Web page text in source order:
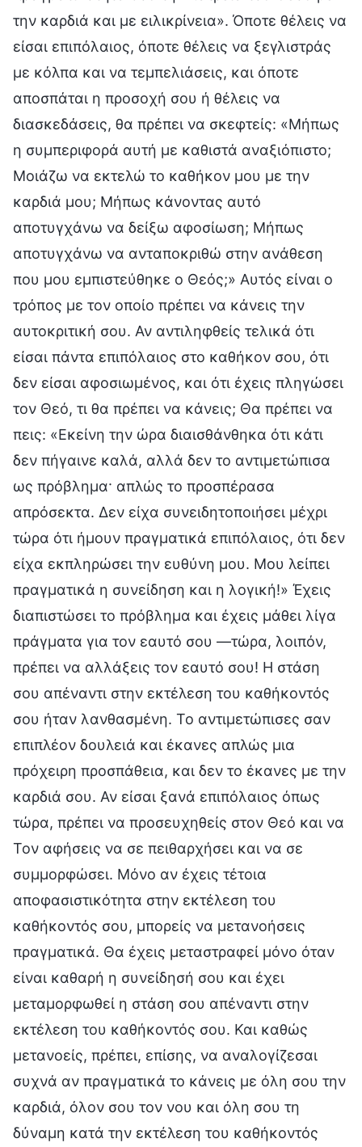
την καρδιά και με ειλικρίνεια». Όποτε θέλεις να
είσαι επιπόλαιος, όποτε θέλεις να ξεγλιστράς
με κόλπα και να τεμπελιάσεις, και όποτε
αποσπάται η προσοχή σου ή θέλεις να
διασκεδάσεις, θα πρέπει να σκεφτείς: «Μήπως
η συμπεριφορά αυτή με καθιστά αναξιόπιστο;
Μοιάζω να εκτελώ το καθήκον μου με την
καρδιά μου; Μήπως κάνοντας αυτό
αποτυγχάνω να δείξω αφοσίωση; Μήπως
αποτυγχάνω να ανταποκριθώ στην ανάθεση
που μου εμπιστεύθηκε ο Θεός;» Αυτός είναι ο
τρόπος με τον οποίο πρέπει να κάνεις την
αυτοκριτική σου. Αν αντιληφθείς τελικά ότι
είσαι πάντα επιπόλαιος στο καθήκον σου, ότι
δεν είσαι αφοσιωμένος, και ότι έχεις πληγώσει
τον Θεό, τι θα πρέπει να κάνεις; Θα πρέπει να
πεις: «Εκείνη την ώρα διαισθάνθηκα ότι κάτι
δεν πήγαινε καλά, αλλά δεν το αντιμετώπισα
ως πρόβλημα· απλώς το προσπέρασα
απρόσεκτα. Δεν είχα συνειδητοποιήσει μέχρι
τώρα ότι ήμουν πραγματικά επιπόλαιος, ότι δεν
είχα εκπληρώσει την ευθύνη μου. Μου λείπει
πραγματικά η συνείδηση και η λογική!» Έχεις
διαπιστώσει το πρόβλημα και έχεις μάθει λίγα
πράγματα για τον εαυτό σου —τώρα, λοιπόν,
πρέπει να αλλάξεις τον εαυτό σου! Η στάση
σου απέναντι στην εκτέλεση του καθήκοντός
σου ήταν λανθασμένη. Το αντιμετώπισες σαν
επιπλέον δουλειά και έκανες απλώς μια
πρόχειρη προσπάθεια, και δεν το έκανες με την
καρδιά σου. Αν είσαι ξανά επιπόλαιος όπως
τώρα, πρέπει να προσευχηθείς στον Θεό και να
Τον αφήσεις να σε πειθαρχήσει και να σε
συμμορφώσει. Μόνο αν έχεις τέτοια
αποφασιστικότητα στην εκτέλεση του
καθήκοντός σου, μπορείς να μετανοήσεις
πραγματικά. Θα έχεις μεταστραφεί μόνο όταν
είναι καθαρή η συνείδησή σου και έχει
μεταμορφωθεί η στάση σου απέναντι στην
εκτέλεση του καθήκοντός σου. Και καθώς
μετανοείς, πρέπει, επίσης, να αναλογίζεσαι
συχνά αν πραγματικά το κάνεις με όλη σου την
καρδιά, όλον σου τον νου και όλη σου τη
δύναμη κατά την εκτέλεση του καθήκοντός